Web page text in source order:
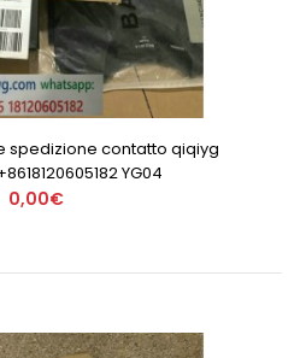
spedizione contatto qiqiyg
YG04
0,00€